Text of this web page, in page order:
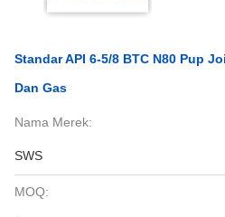
Standar API 6-5/8 BTC N80 Pup
Dan Gas
Nama Merek:
SWS
MOQ: